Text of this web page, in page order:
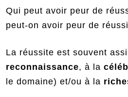
Qui peut avoir peur de
peut-on avoir peur de
La réussite est souvent
reconnaissance, à la
le domaine) et/ou à la